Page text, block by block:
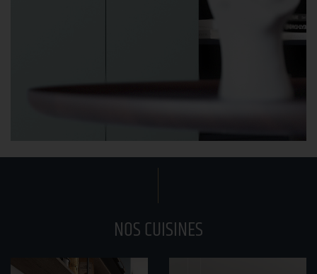
NOS CUISINES